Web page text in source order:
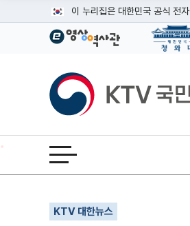
이 누리집은 대한민국 공식 전
공식 누리집 주소 확인하기
이밖에 or.kr 또는 .kr등 다른 도
운영중인 공식 누리집보기
KTV국민방송
전체메뉴 열기
KTV 대한뉴스
기사인쇄
글자확대
글자축소